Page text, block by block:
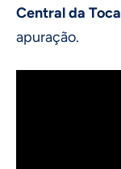
Central da Toca
apuração.